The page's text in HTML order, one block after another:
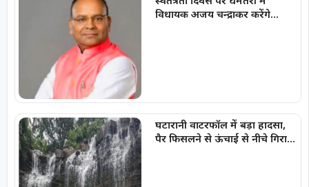
विधायक अजय चन्द्राकर करेंगे
घटारानी वाटरफॉल में बड़ा हादसा,
पैर फिसलने से ऊंचाई से नीचे गिरा